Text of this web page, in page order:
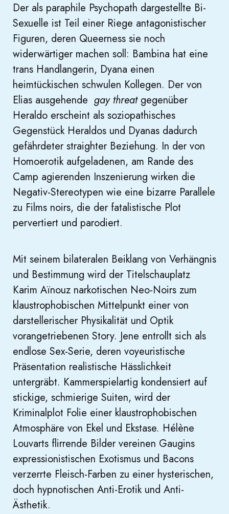
Der als paraphile Psychopath dargestellte Bi-
Sexuelle ist Teil einer Riege antagonistischer
Figuren, deren Queerness sie noch
widerwärtiger machen soll: Bambina hat eine
trans Handlangerin, Dyana einen
heimtückischen schwulen Kollegen. Der von
Elias ausgehende gay threatgegenüber
Heraldo erscheint als soziopathisches
Gegenstück Heraldos und Dyanas dadurch
gefährdeter straighter Beziehung. In der von
Homoerotik aufgeladenen, am Rande des
Camp agierenden Inszenierung wirken die
Negativ-Stereotypen wie eine bizarre Parallele
zu Films noirs, die der fatalistische Plot
pervertiert und parodiert.
Mit seinem bilateralen Beiklang von Verhängnis
und Bestimmung wird der Titelschauplatz
Karim Aïnouz narkotischen Neo-Noirs zum
klaustrophobischen Mittelpunkt einer von
darstellerischer Physikalität und Optik
vorangetriebenen Story. Jene entrollt sich als
endlose Sex-Serie, deren voyeuristische
Präsentation realistische Hässlichkeit
untergräbt. Kammerspielartig kondensiert auf
stickige, schmierige Suiten, wird der
Kriminalplot Folie einer klaustrophobischen
Atmosphäre von Ekel und Ekstase. Hélène
Louvarts flirrende Bilder vereinen Gaugins
expressionistischen Exotismus und Bacons
verzerrte Fleisch-Farben zu einer hysterischen,
doch hypnotischen Anti-Erotik und Anti-
Ästhetik.